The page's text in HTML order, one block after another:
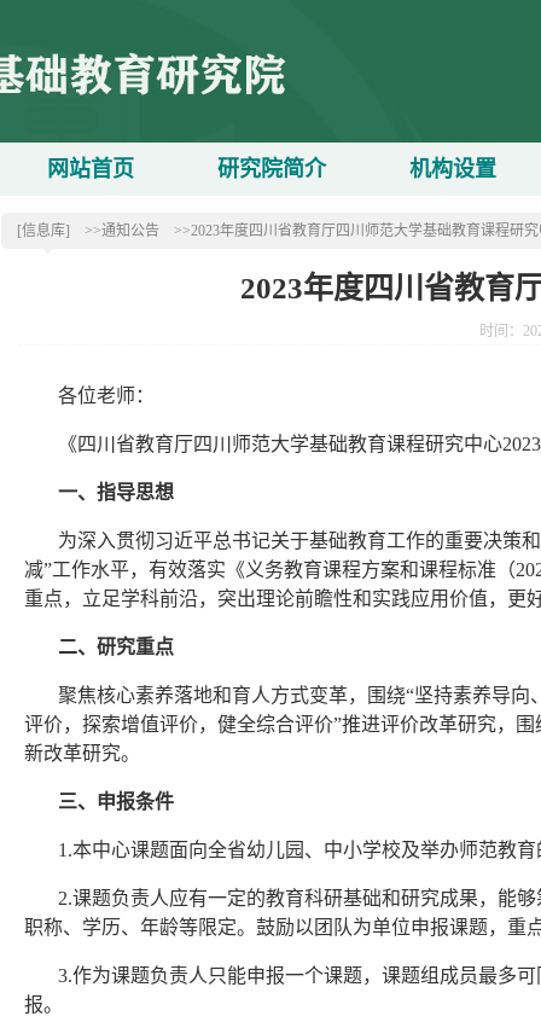
网站首页 研究院简介 机构设置
[信息库] >>通知公告 >>2023年度四川省教育厅四川师范大学基础教育课程研
2023年度四川省教育
时间：
各位老师：
《四川省教育厅四川师范大学基础教育课程研究中心
一、指导思想
为深入贯彻习近平总书记关于基础教育工作的重要决策
减”工作水平，有效落实《义务教育课程方案和课程标准（
重点，立足学科前沿，突出理论前瞻性和实践应用价值，
二、研究重点
聚焦核心素养落地和育人方式变革，围绕“坚持素养导
评价，探索增值评价，健全综合评价”推进评价改革研究，
新改革研究。
三、申报条件
1.本中心课题面向全省幼儿园、中小学校及举办师范教
2.课题负责人应有一定的教育科研基础和研究成果，能
职称、学历、年龄等限定。鼓励以团队为单位申报课题，重
3.作为课题负责人只能申报一个课题，课题组成员最多
报。